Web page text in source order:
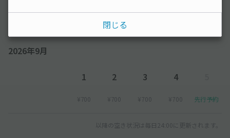
2026年9月
1
¥700
2
¥700
3
¥700
4
¥700 先行予約
以降の空き状況は毎日24:00に更新されます。
閉じる